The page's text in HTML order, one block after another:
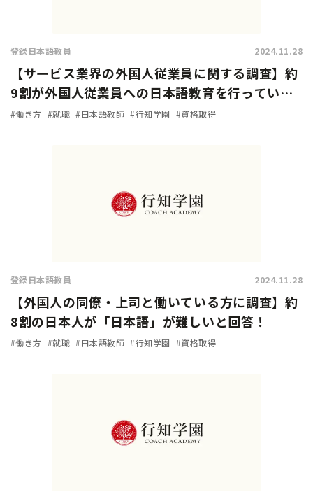
登録日本語教員 2024.11.28
【サービス業界の外国人従業員に関する調査】約
9割が外国人従業員への日本語教育を行っている
と回答。加速化する『登録日本語教員』の需要！
#働き方 #就職 #日本語教師 #行知学園 #資格取得
登録日本語教員 2024.11.28
【外国人の同僚・上司と働いている方に調査】約
8割の日本人が「日本語」が難しいと回答！
#働き方 #就職 #日本語教師 #行知学園 #資格取得